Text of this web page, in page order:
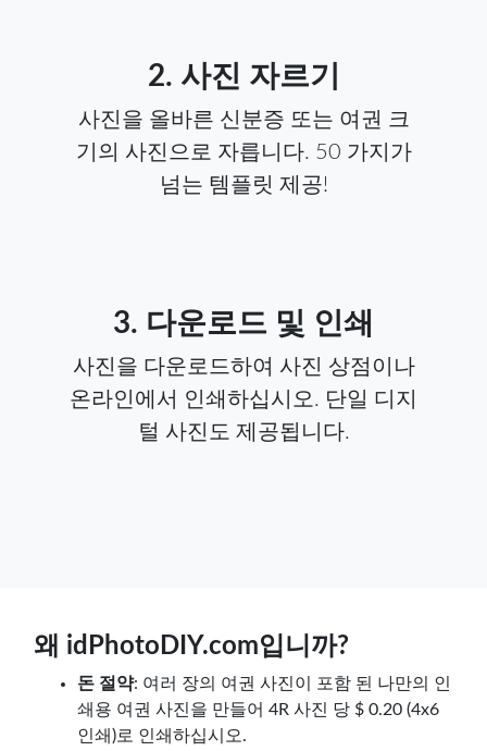
2. 사진 자르기
사진을 올바른 신분증 또는 여권 크
기의 사진으로 자릅니다. 50 가지가
넘는 템플릿 제공!
3. 다운로드 및 인쇄
사진을 다운로드하여 사진 상점이나
온라인에서 인쇄하십시오. 단일 디지
털 사진도 제공됩니다.
왜 idPhotoDIY.com입니까?
돈 절약: 여러 장의 여권 사진이 포함 된 나만의 인
쇄용 여권 사진을 만들어 4R 사진 당 $ 0.20 (4x6
인쇄)로 인쇄하십시오.